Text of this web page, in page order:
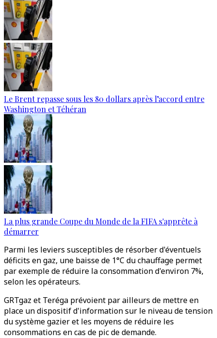
Le Brent repasse sous les 80 dollars après l’accord entre
Washington et Téhéran
La plus grande Coupe du Monde de la FIFA s'apprête à
démarrer
Parmi les leviers susceptibles de résorber d'éventuels
déficits en gaz, une baisse de 1°C du chauffage permet
par exemple de réduire la consommation d'environ 7%,
selon les opérateurs.
GRTgaz et Teréga prévoient par ailleurs de mettre en
place un dispositif d'information sur le niveau de tension
du système gazier et les moyens de réduire les
consommations en cas de pic de demande.